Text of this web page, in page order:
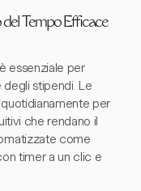
del Tempo Efficace
essenziale per
stipendi. Le
per
che rendano il
come
timer a un clic e